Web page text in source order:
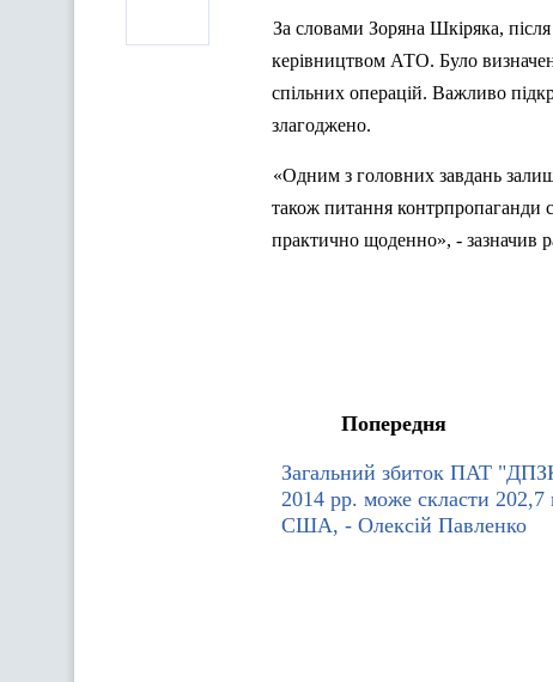
За словами Зоряна Шкіряка, п
керівництвом АТО. Було
спільних операцій. Важливо п
злагоджено.
«Одним з головних завдань
також питання контрпропаганди
практично щоденно», - зазначив
Попередня
Загальний збиток ПАТ
2014 рр. може скласти 202,7
США, - Олексій Павленко